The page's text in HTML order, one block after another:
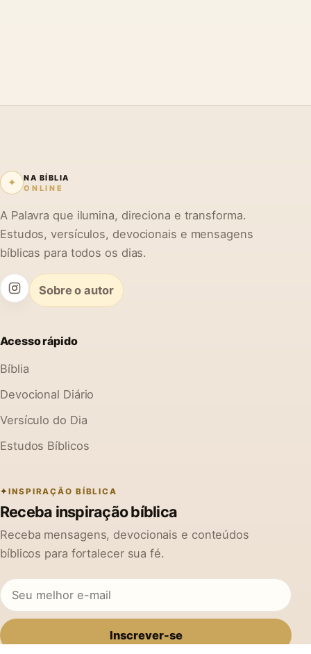
✦
NA BÍBLIA
ONLINE
A Palavra que ilumina, direciona e transforma.
Estudos, versículos, devocionais e mensagens
bíblicas para todos os dias.
Sobre o autor
Acesso rápido
Bíblia
Devocional Diário
Versículo do Dia
Estudos Bíblicos
INSPIRAÇÃO BÍBLICA
Receba inspiração bíblica
Receba mensagens, devocionais e conteúdos
bíblicos para fortalecer sua fé.
Inscrever-se